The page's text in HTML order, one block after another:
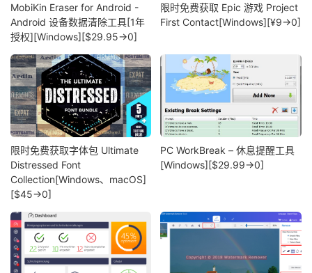
MobiKin Eraser for Android -
Android 设备数据清除工具[1年
授权][Windows][$29.95→0]
限时免费获取 Epic 游戏 Project
First Contact[Windows][¥9→0]
限时免费获取字体包 Ultimate
Distressed Font
Collection[Windows、macOS]
[$45→0]
PC WorkBreak – 休息提醒工具
[Windows][$29.99→0]